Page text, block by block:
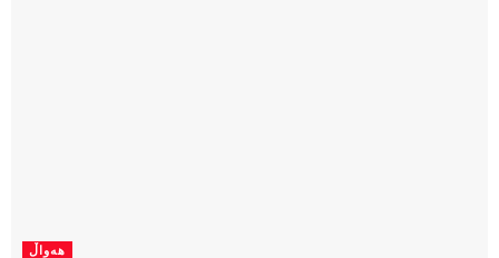
هەواڵ